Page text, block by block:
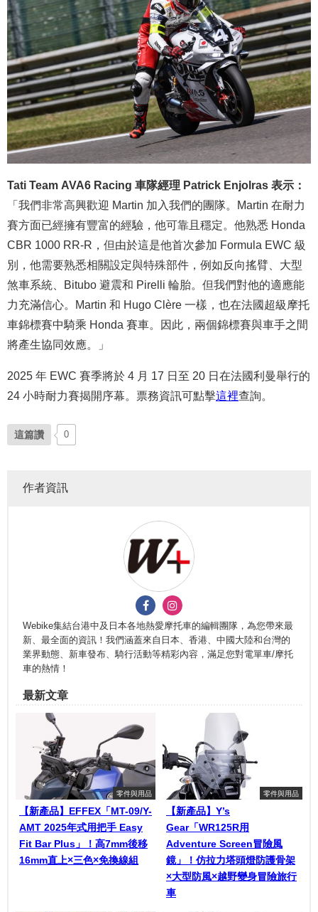
Tati Team AVA6 Racing 車隊經理 Patrick Enjolras 表示：
「我們非常高興歡迎 Martin 加入我們的團隊。Martin 在耐力
賽方面已經擁有豐富的經驗，他可靠且穩定。他熟悉 Honda
CBR 1000 RR-R，但由於這是他首次參加 Formula EWC 級
別，他需要熟悉相關設定與特殊部件，例如反向搖臂、大型
煞車系統、Bitubo 避震和 Pirelli 輪胎。但我們對他的適應能
力充滿信心。Martin 和 Hugo Clère 一樣，也在法國超級摩托
車錦標賽中騎乘 Honda 賽車。因此，兩個錦標賽與車手之間
將產生協同效應。」
2025 年 EWC 賽季將於 4 月 17 日至 20 日在法國利曼舉行的
24 小時耐力賽揭開序幕。票務資訊可點擊這裡查詢。
這篇讚 0
作者資訊
Webike集結台港中及日本各地熱愛摩托車的編輯團隊，為您帶來最
新、最全面的資訊！我們涵蓋來自日本、香港、中國大陸和台灣的
業界動態、新車發布、騎行活動等精彩內容，滿足您對電單車/摩托
車的熱情！
最新文章
零件與用品
【新產品】EFFEX「MT-09/Y-
AMT 2025年式用把手 Easy
Fit Bar Plus」！高7mm後移
16mm直上×三色×免換線組
零件與用品
【新產品】Y’s
Gear「WR125R用
Adventure Screen冒險風
鏡」！仿拉力塔頭燈防護骨架
×大型防風×越野變身冒險旅行
車